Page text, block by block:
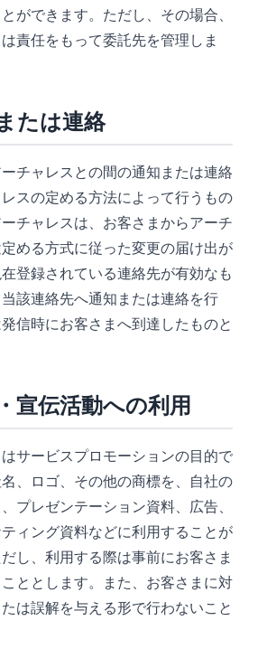
ができます。ただし、その場合、
責任をもって委託先を管理しま
たは連絡
チャレスとの間の通知または連絡
スの定める方法によって行うもの
チャレスは、お客さまからアーチ
める方式に従った変更の届け出が
登録されている連絡先が有効なも
該連絡先へ通知または連絡を行
信時にお客さまへ到達したものと
宣伝活動への利用
サービスプロモーションの目的で
、ロゴ、その他の商標を、自社の
プレゼンテーション資料、広告、
ィング資料などに利用することが
し、利用する際は事前にお客さま
ととします。また、お客さまに対
は誤解を与える形で行わないこと